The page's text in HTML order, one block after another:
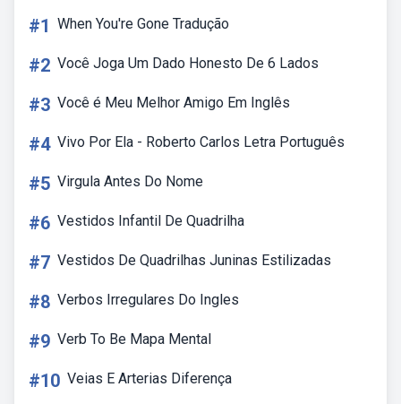
#1 When You're Gone Tradução
#2 Você Joga Um Dado Honesto De 6 Lados
#3 Você é Meu Melhor Amigo Em Inglês
#4 Vivo Por Ela - Roberto Carlos Letra Português
#5 Virgula Antes Do Nome
#6 Vestidos Infantil De Quadrilha
#7 Vestidos De Quadrilhas Juninas Estilizadas
#8 Verbos Irregulares Do Ingles
#9 Verb To Be Mapa Mental
#10 Veias E Arterias Diferença